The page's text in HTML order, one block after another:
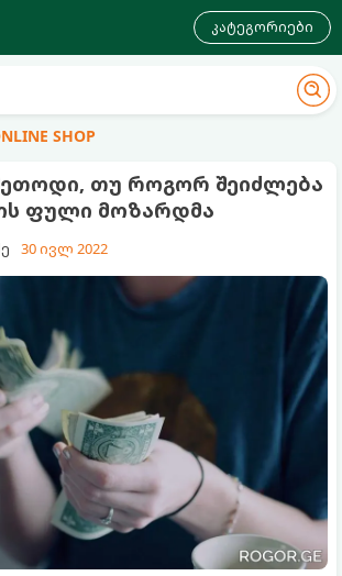
კატეგორიები
SHOP
თუ როგორ შეიძლება
ფული მოზარდმა
30 ივლ 2022